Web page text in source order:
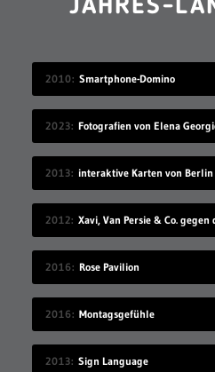
JAHRES-
2010 Smartphone-Domino
2023 Fotografien von Elena
2013 interaktive Karten von Berlin
2012
2016 Rose Pavilion
2016 Montagsgefühle
2013 Sign Language